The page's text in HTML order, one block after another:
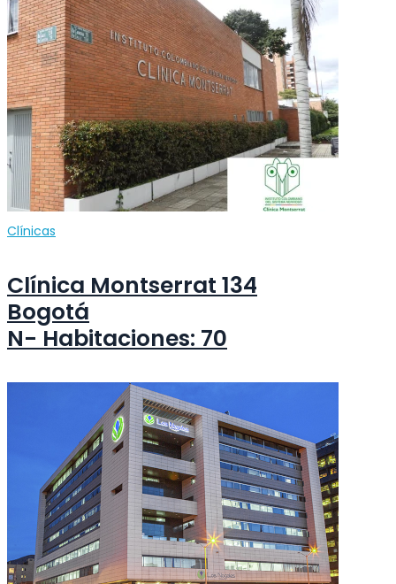
Clínicas
Clínica Montserrat 134
Bogotá
N- Habitaciones: 70